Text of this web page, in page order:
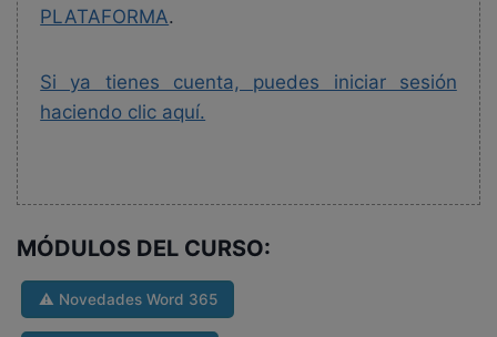
PLATAFORMA.
Si ya tienes cuenta, puedes iniciar sesión
haciendo clic aquí.
MÓDULOS DEL CURSO:
⚠ Novedades Word 365